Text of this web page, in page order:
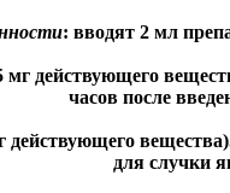
: вводят 2 мл
мг действующего
часов после
действующего
для случки